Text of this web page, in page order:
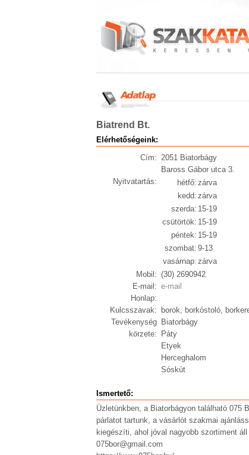
Biatrend Bt.
Elérhetőségeink:
Cím: 2051 Biatorbágy
Baross Gábor utca 3.
Nyitvatartás:
hétfő: zárva
kedd: zárva
szerda: 15-19
csütörtök: 15-19
péntek: 15-19
szombat: 9-13
vasárnap: zárva
Mobil: (30) 2690942
E-mail: e-mail
Honlap:
Kulcsszavak:
borok, borkóstoló,
Tevékenység
körzete:
Biatorbágy
Páty
Etyek
Herceghalom
Sóskút
Ismertető:
Üzletünkben, a Biatorbágyon található 075
párlatot tartunk, a vásárlót szakmai
kiegészíti, ahol jóval nagyobb szortiment
075bor@gmail.com